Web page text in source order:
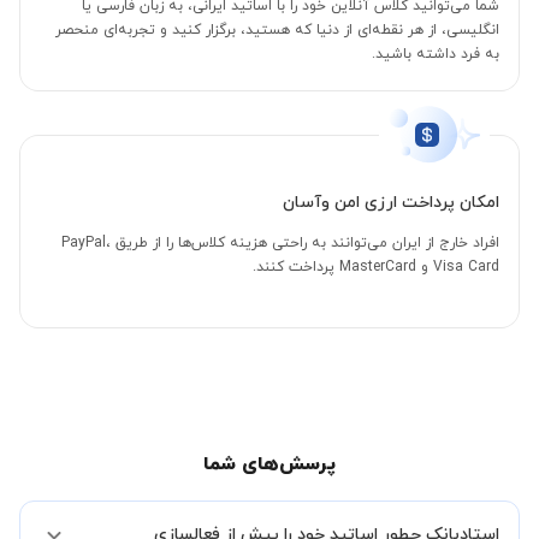
شما می‌توانید کلاس آنلاین خود را با اساتید ایرانی، به زبان فارسی یا
انگلیسی، از هر نقطه‌ای از دنیا که هستید، برگزار کنید و تجربه‌ای منحصر
به فرد داشته باشید.
امکان پرداخت ارزی امن وآسان
افراد خارج از ایران می‌توانند به راحتی هزینه کلاس‌ها را از طریق PayPal،
Visa Card و MasterCard پرداخت کنند.
پرسش‌های شما